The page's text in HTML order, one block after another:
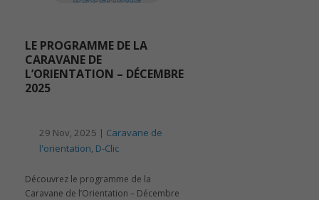
LE PROGRAMME DE LA
CARAVANE DE
L’ORIENTATION – DÉCEMBRE
2025
29 Nov, 2025 | Caravane de
l'orientation D-Clic
Découvrez le programme de la
Caravane de l’Orientation – Décembre